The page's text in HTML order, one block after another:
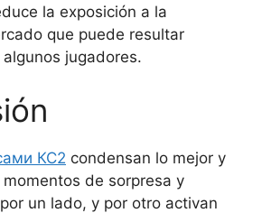
la exposición a la
que puede resultar
jugadores.
КС2 condensan lo mejor y
de sorpresa y
un lado, y por otro activan